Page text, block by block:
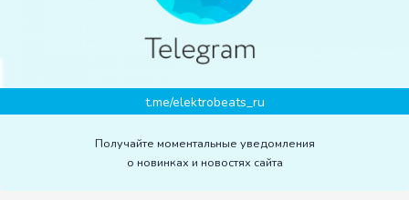
t.me/elektrobeats_ru
Получайте моментальные уведомления
о новинках и новостях сайта